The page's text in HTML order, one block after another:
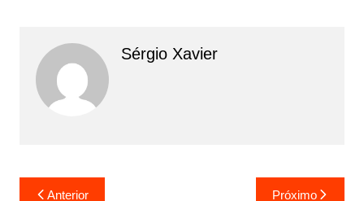
Sérgio Xavier
Anterior Próximo